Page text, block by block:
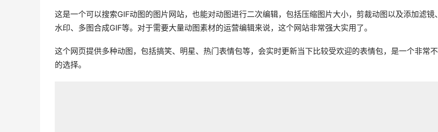
这是一个可以搜索GIF动图的图片网站，也能对动图进行二次编辑，包括压缩图片大小，剪裁动图以及添加滤镜
水印、多图合成GIF等。对于需要大量动图素材的运营编辑来说，这个网站非常强大实用了。
这个网页提供多种动图，包括搞笑、明星、热门表情包等，会实时更新当下比较受欢迎的表情包，是一个非常
的选择。